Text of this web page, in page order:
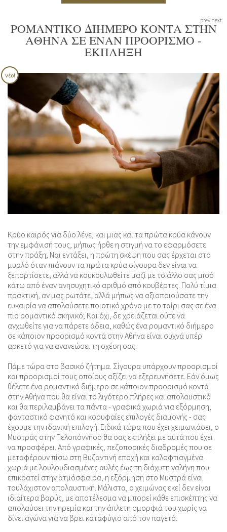
ΡΟΜΑΝΤΙΚΌ ΔΙΉΜΕΡΟ ΚΟΝΤΆ ΣΤΗΝ
ΑΘΉΝΑ ΣΕ ΈΝΑΝ ΠΡΟΟΡΙΣΜΌ -
ΈΚΠΛΗΞΗ
prev next
Κρύο καιρός για δύο λένε, και μιας και τα πρώτα κρύα κάνουν
την εμφάνισή τους, μήπως ήρθε η στιγμή να το εφαρμόσετε
στην πράξη; Ναι εντάξει, η πρώτη σκέψη που σας έρχεται στο
μυαλό όταν πιάνουν τα πρώτα κρύα σίγουρα δεν είναι να
ξεπορτίσετε, αλλά να κουκουλωθείτε μαζί με το άλλο σας μισό
κάτω από έναν ανησυχητικό αριθμό από κουβέρτες. Πολύ τίμια
πρακτική, αν μας ρωτάτε, αλλά μήπως να αξιοποιούσατε την
ευκαιρία να απολαύσετε ποιοτικό χρόνο με το ταίρι σας σε ένα
πιο ρομαντικό σκηνικό; Και όχι, δε χρειάζεται ούτε να
αγχωθείτε για να πάρετε άδεια, καθώς ένα ρομαντικό διήμερο
σε κάποιον προορισμό κοντά στην Αθήνα είναι συχνά υπέρ
αρκετό για να ανανεώσει τη σχέση σας.
Πάμε τώρα στο βασικό ζήτημα. Σίγουρα υπάρχουν προορισμοί
και προορισμοί τους οποίους αξίζει να εξερευνήσετε. Εάν όμως
θέλετε ένα ρομαντικό διήμερο σε κάποιον προορισμό κοντά
στην Αθήνα που θα είναι το λιγότερο πλήρες και απολαυστικό
και θα περιλαμβάνει τα πάντα - γραφικά χωριά για εξόρμηση,
φανταστικό φαγητό και κορυφαίες επιλογές διαμονής - σας
έχουμε την ιδανική επιλογή. Ειδικά τώρα που έχει χειμωνιάσει, ο
Μυστράς στην Πελοπόννησο θα σας εκπλήξει με αυτά που έχει
να προσφέρει. Από γραφικές, πεζοπορικές διαδρομές που σε
μεταφέρουν πίσω στη Βυζαντινή εποχή και καλοφτιαγμένα
χωριά με λουλουδιασμένες αυλές έως τη διάχυτη γαλήνη που
επικρατεί στην ατμόσφαιρα, η εξόρμηση στο Μυστρά είναι
τουλάχιστον απολαυστική. Μάλιστα, ο χειμώνας εκεί δεν είναι
ιδιαίτερα βαρύς, με αποτέλεσμα να μπορεί κάθε επισκέπτης να
απολαύσει την ηρεμία και την άπλετη ομορφιά του χωρίς να
δίνει αγώνα για να βρει καταφύγιο από τον παγετό.
νέο!